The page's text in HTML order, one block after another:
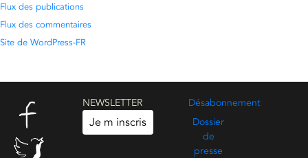
Flux des publications
Flux des commentaires
Site de WordPress-FR
NEWSLETTER
Je m inscris
Désabonnement
Dossier
de
presse